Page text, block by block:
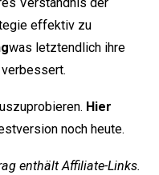
effektiv zu
was letztendlich ihre
Hier
noch heute.
enthält Affiliate-Links.